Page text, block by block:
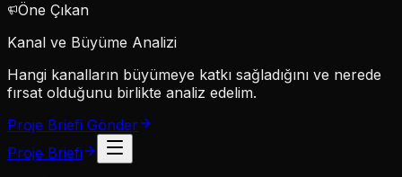
Öne Çıkan
Kanal ve Büyüme Analizi
Hangi kanalların büyümeye katkı sağladığını ve nerede
fırsat olduğunu birlikte analiz edelim.
Proje Briefi Gönder
Proje Briefi